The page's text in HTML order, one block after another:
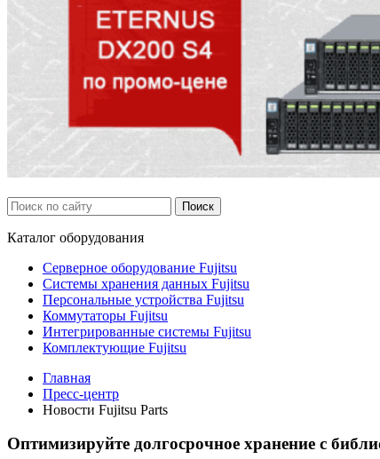
Каталог оборудования
Серверное оборудование Fujitsu
Системы хранения данных Fujitsu
Персональные устройства Fujitsu
Коммутаторы Fujitsu
Интегрированные системы Fujitsu
Комплектующие Fujitsu
Главная
Пресс-центр
Новости Fujitsu Parts
Оптимизируйте долгосрочное хранение с